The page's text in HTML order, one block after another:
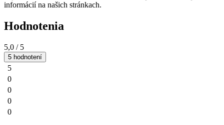
informácií na našich stránkach.
Hodnotenia
5,0 / 5
5 hodnotení
5
0
0
0
0